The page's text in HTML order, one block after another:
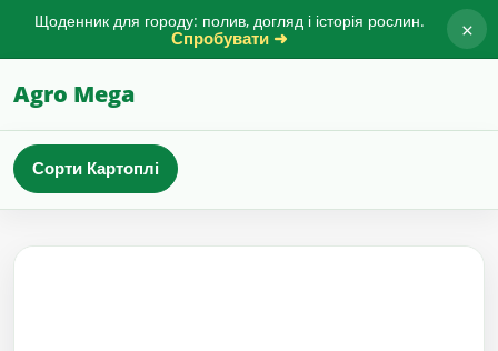
Щоденник для городу: полив, догляд і історія рослин.
Спробувати ➜ ×
Agro Mega
Сорти Картоплі